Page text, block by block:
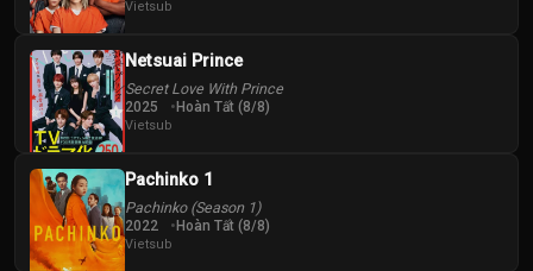
Vietsub
Netsuai Prince
Secret Love With Prince
2025 Hoàn Tất (8/8)
Vietsub
Pachinko 1
Pachinko (Season 1)
2022 Hoàn Tất (8/8)
Vietsub